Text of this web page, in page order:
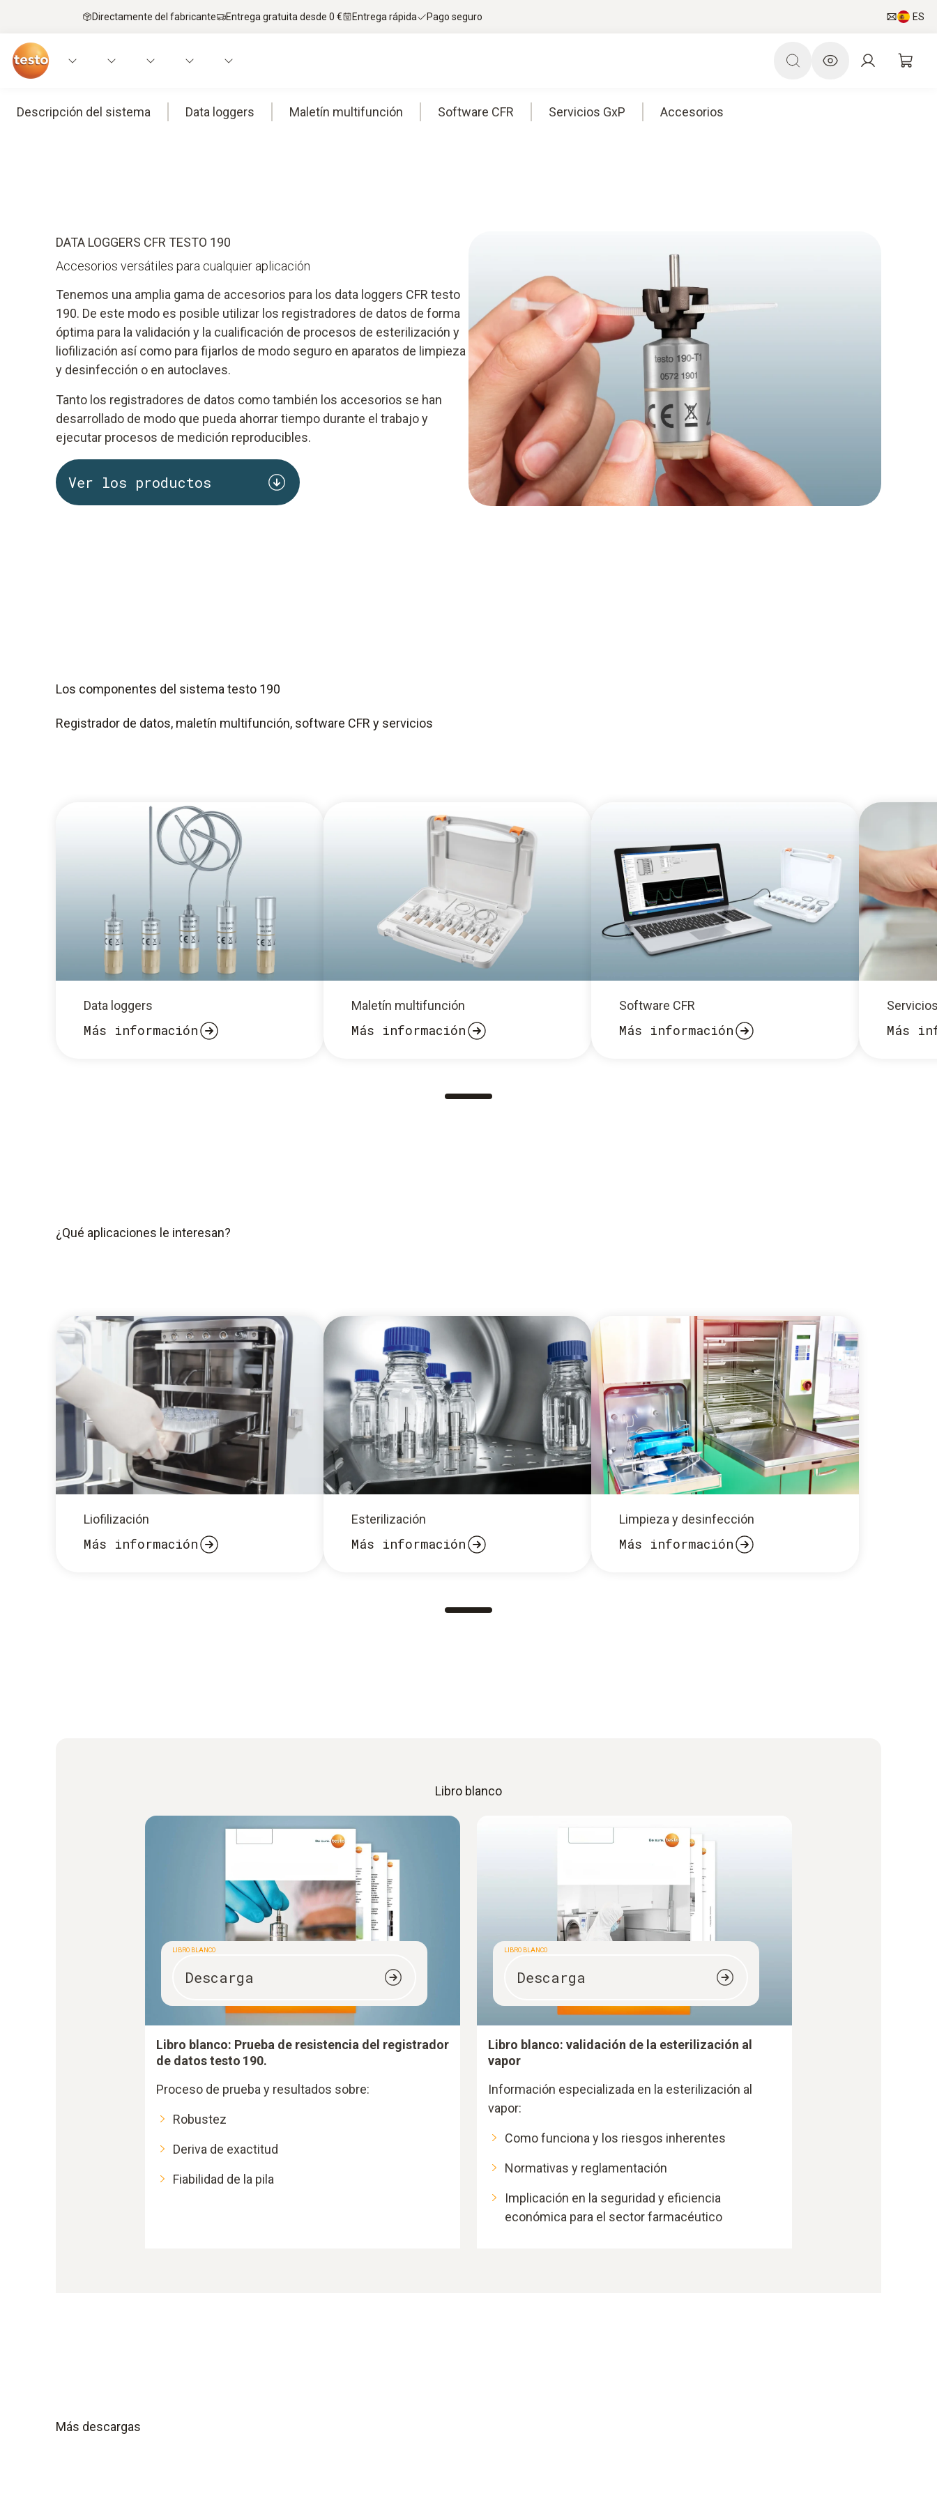
Directamente del fabricante Entrega gratuita desde 0 € Entrega rápida Pago seguro ES
Descripción del sistema Data loggers Maletín multifunción Software CFR Servicios GxP Accesorios
DATA LOGGERS CFR TESTO 190
Accesorios versátiles para cualquier aplicación
Tenemos una amplia gama de accesorios para los data loggers CFR testo
190. De este modo es posible utilizar los registradores de datos de forma
óptima para la validación y la cualificación de procesos de esterilización y
liofilización así como para fijarlos de modo seguro en aparatos de limpieza
y desinfección o en autoclaves.
Tanto los registradores de datos como también los accesorios se han
desarrollado de modo que pueda ahorrar tiempo durante el trabajo y
ejecutar procesos de medición reproducibles.
Ver los productos
Los componentes del sistema testo 190
Registrador de datos, maletín multifunción, software CFR y servicios
Data loggers
Más información
Maletín multifunción
Más información
Software CFR
Más información Más
¿Qué aplicaciones le interesan?
Liofilización
Más información
Esterilización
Más información
Limpieza y desinfección
Más información
Libro blanco
LIBRO BLANCO
Descarga
Libro blanco: Prueba de resistencia del registrador
de datos testo 190.
Proceso de prueba y resultados sobre:
Robustez
Deriva de exactitud
Fiabilidad de la pila
LIBRO BLANCO
Descarga
Libro blanco: validación de la esterilización al
vapor
Información especializada en la esterilización al
vapor:
Como funciona y los riesgos inherentes
Normativas y reglamentación
Implicación en la seguridad y eficiencia
económica para el sector farmacéutico
Más descargas